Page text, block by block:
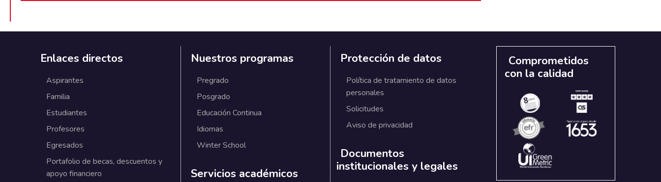
Enlaces directos
Aspirantes
Familia
Estudiantes
Profesores
Egresados
Portafolio de becas, descuentos y
apoyo financiero
Nuestros programas
Pregrado
Posgrado
Educación Continua
Idiomas
Winter School
Servicios académicos
Protección de datos
Política de tratamiento de datos
personales
Solicitudes
Aviso de privacidad
Documentos
institucionales y legales
Comprometidos
con la calidad